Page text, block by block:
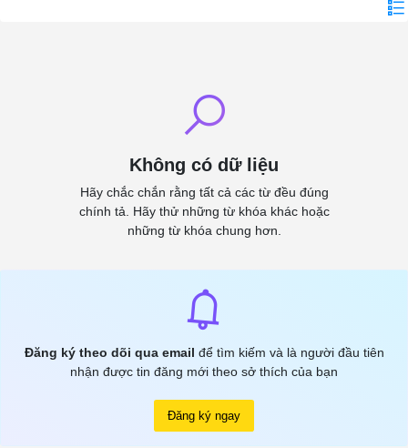
Không có dữ liệu
Hãy chắc chắn rằng tất cả các từ đều đúng
chính tả. Hãy thử những từ khóa khác hoặc
những từ khóa chung hơn.
Đăng ký theo dõi qua email để tìm kiếm và là người đầu tiên
nhận được tin đăng mới theo sở thích của bạn
Đăng ký ngay